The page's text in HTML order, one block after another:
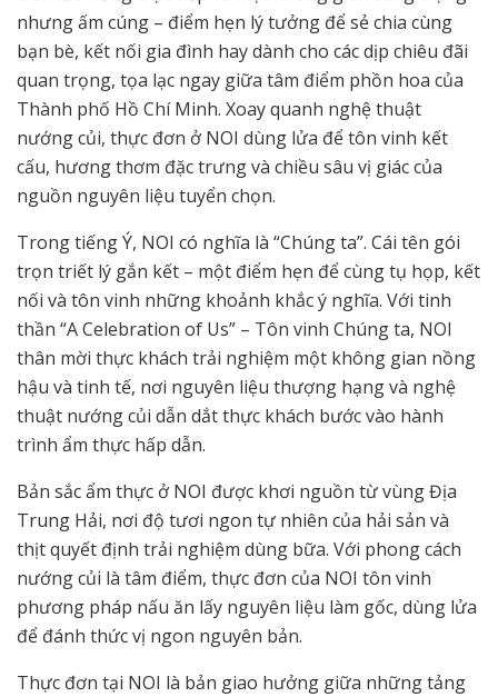
nhưng ấm cúng – điểm hẹn lý tưởng để sẻ chia cùng
bạn bè, kết nối gia đình hay dành cho các dịp chiêu đãi
quan trọng, tọa lạc ngay giữa tâm điểm phồn hoa của
Thành phố Hồ Chí Minh. Xoay quanh nghệ thuật
nướng củi, thực đơn ở NOI dùng lửa để tôn vinh kết
cấu, hương thơm đặc trưng và chiều sâu vị giác của
nguồn nguyên liệu tuyển chọn.
Trong tiếng Ý, NOI có nghĩa là “Chúng ta”. Cái tên gói
trọn triết lý gắn kết – một điểm hẹn để cùng tụ họp, kết
nối và tôn vinh những khoảnh khắc ý nghĩa. Với tinh
thần “A Celebration of Us” – Tôn vinh Chúng ta, NOI
thân mời thực khách trải nghiệm một không gian nồng
hậu và tinh tế, nơi nguyên liệu thượng hạng và nghệ
thuật nướng củi dẫn dắt thực khách bước vào hành
trình ẩm thực hấp dẫn.
Bản sắc ẩm thực ở NOI được khơi nguồn từ vùng Địa
Trung Hải, nơi độ tươi ngon tự nhiên của hải sản và
thịt quyết định trải nghiệm dùng bữa. Với phong cách
nướng củi là tâm điểm, thực đơn của NOI tôn vinh
phương pháp nấu ăn lấy nguyên liệu làm gốc, dùng lửa
để đánh thức vị ngon nguyên bản.
Thực đơn tại NOI là bản giao hưởng giữa những tảng